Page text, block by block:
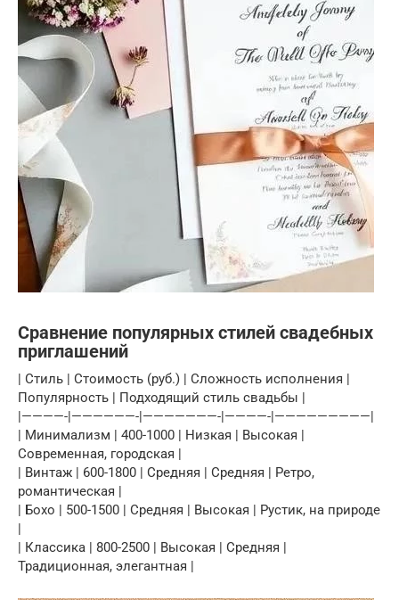
Сравнение популярных стилей свадебных
приглашений
| Стиль | Стоимость (руб.) | Сложность исполнения |
Популярность | Подходящий стиль свадьбы |
|————-|——————-|———————-|————-|—————————|
| Минимализм | 400-1000 | Низкая | Высокая |
Современная, городская |
| Винтаж | 600-1800 | Средняя | Средняя | Ретро,
романтическая |
| Бохо | 500-1500 | Средняя | Высокая | Рустик, на природе
|
| Классика | 800-2500 | Высокая | Средняя |
Традиционная, элегантная |